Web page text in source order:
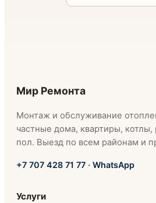
Мир Ремонта
Монтаж и обслуживание
частные дома, квартиры,
пол. Выезд по всем районам и
+7 707 428 71 77 · WhatsApp
Услуги